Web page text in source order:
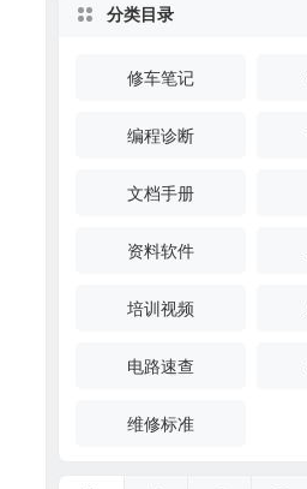
分类目录
修车笔记
编程诊断
文档手册
资料软件
培训视频
电路速查
维修标准